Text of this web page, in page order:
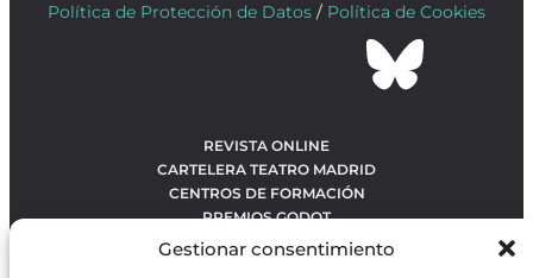
Gestionar consentimiento
Política de Protección de Datos / Política de Cookies
REVISTA ONLINE
CARTELERA TEATRO MADRID
CENTROS DE FORMACIÓN
PREMIOS GODOT